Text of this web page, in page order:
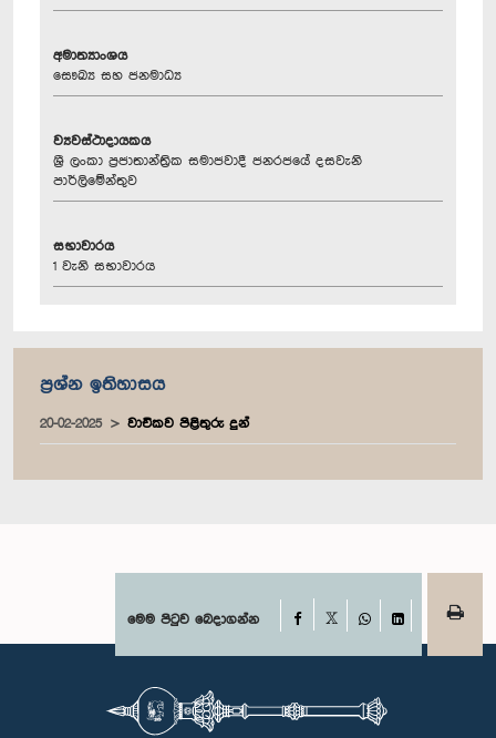
අමාත්‍යාංශය
සෞඛ්‍ය සහ ජනමාධ්‍ය
ව්‍යවස්ථාදායකය
ශ්‍රී ලංකා ප්‍රජාතාන්ත්‍රික සමාජවාදී ජනරජයේ දසවැනි
පාර්ලිමේන්තුව
සභාවාරය
1 වැනි සභාවාරය
ප්‍රශ්න ඉතිහාසය
20-02-2025 වාචිකව පිළිතුරු දුන්
මෙම පිටුව බෙදාගන්න Facebook
WhatsAppLinkedIn